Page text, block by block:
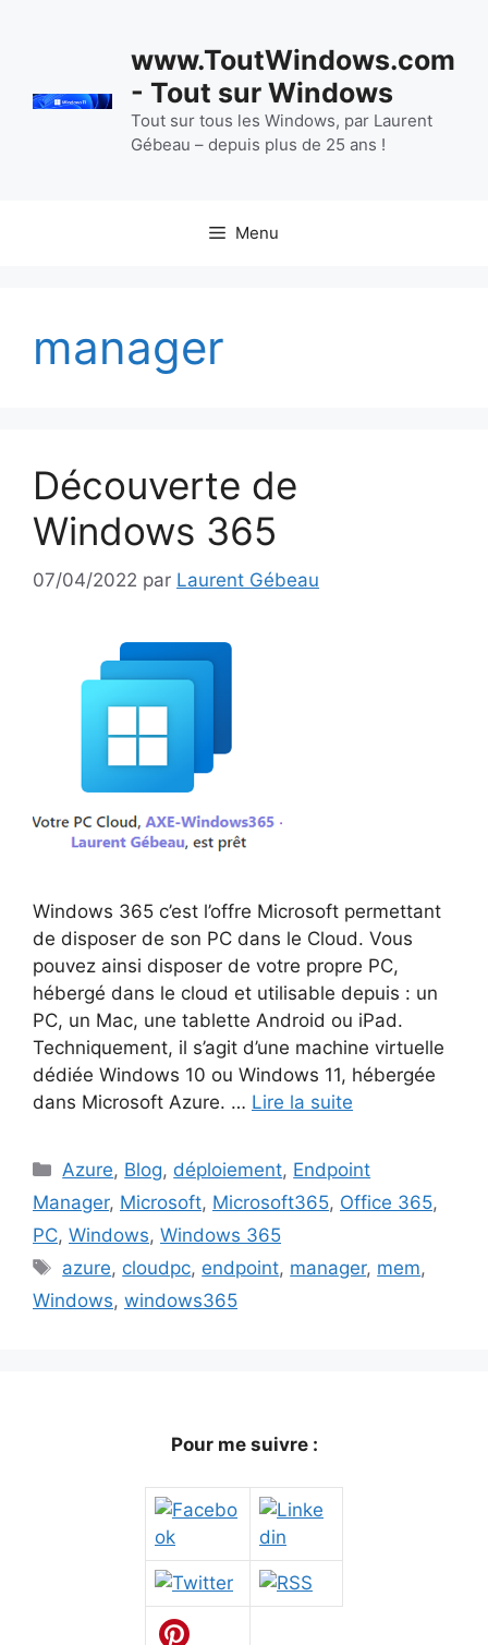
www.ToutWindows.com
- Tout sur Windows
Tout sur tous les Windows, par Laurent
Gébeau – depuis plus de 25 ans !
Menu
manager
Découverte de
Windows 365
07/04/2022 par Laurent Gébeau
Windows 365 c’est l’offre Microsoft permettant
de disposer de son PC dans le Cloud. Vous
pouvez ainsi disposer de votre propre PC,
hébergé dans le cloud et utilisable depuis : un
PC, un Mac, une tablette Android ou iPad.
Techniquement, il s’agit d’une machine virtuelle
dédiée Windows 10 ou Windows 11, hébergée
dans Microsoft Azure. … Lire la suite
Catégories
Azure, Blog, déploiement, Endpoint
Manager, Microsoft, Microsoft365, Office 365,
PC, Windows, Windows 365
Étiquettes
azure, cloudpc, endpoint, manager, mem,
Windows, windows365
Pour me suivre :